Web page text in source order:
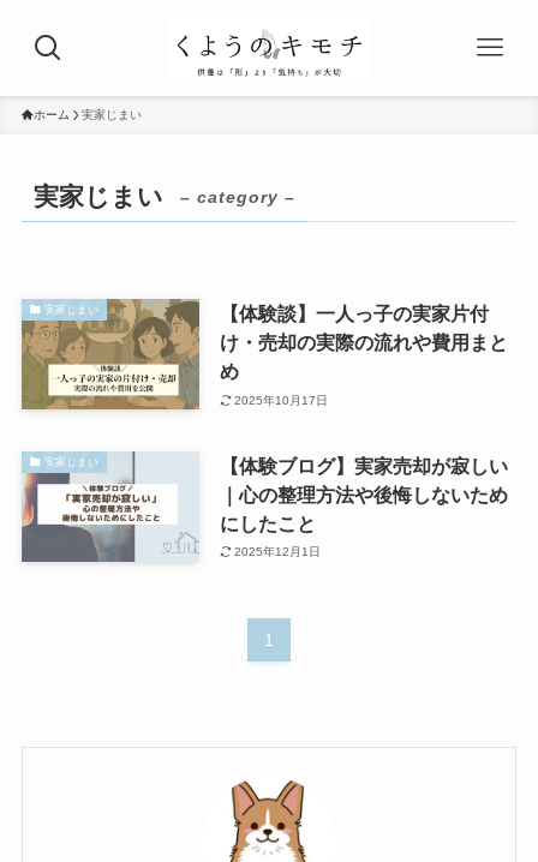
ホーム 実家じまい
実家じまい – category –
実家じまい
【体験談】一人っ子の実家片付
け・売却の実際の流れや費用まと
め
2025年10月17日
実家じまい
【体験ブログ】実家売却が寂しい
｜心の整理方法や後悔しないため
にしたこと
2025年12月1日
1